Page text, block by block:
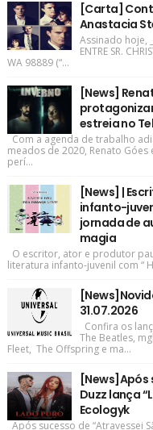
[Carta]
Anastacia
Assinado hoje,
ENTRE SR.
WA 98889 (“...
[News]
estreia no
Com a agenda de trabalho
meados de 2020, Renato
perí...
[News] |
infanto-
jornada de
magia
O escritor, ator e produtor
literatura infanto-juvenil com “
31.07.2026
Confira os
The Beatles,
Fleet, The Offspring e ma...
[News]Após
Duzz lança
Ecologyk
Após sucesso de “Atravessei